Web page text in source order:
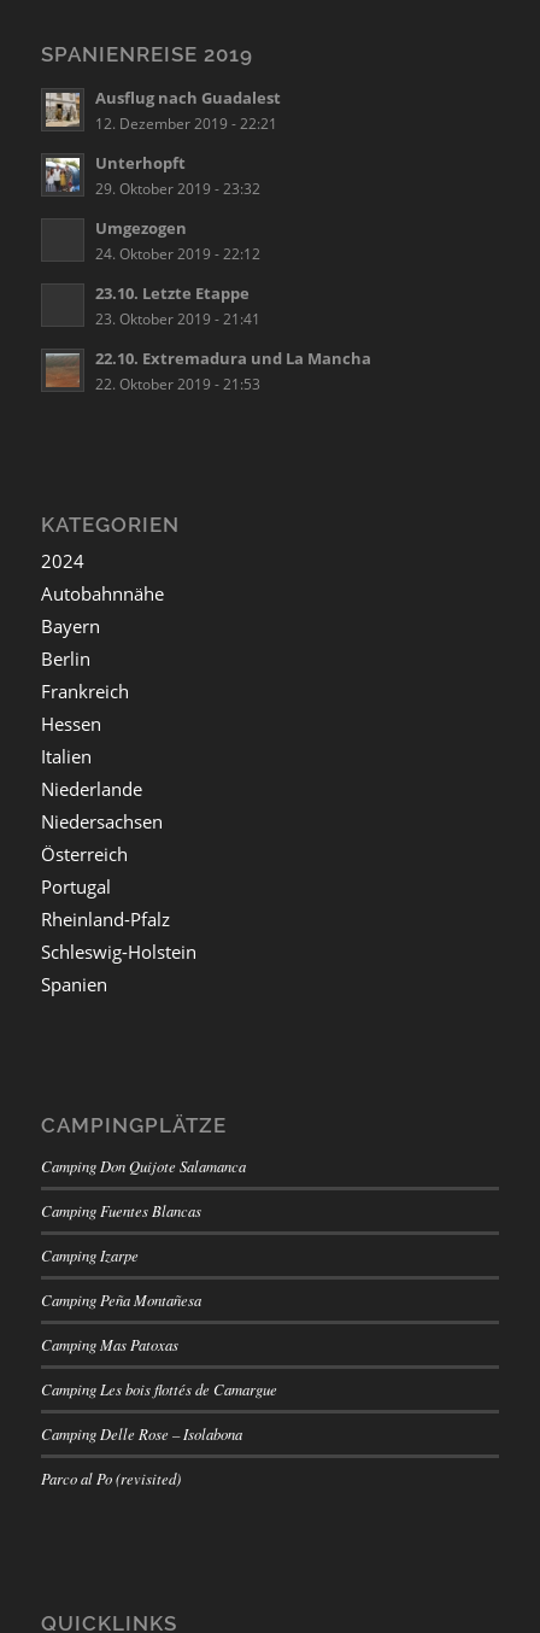
SPANIENREISE 2019
Ausflug nach Guadalest
12. Dezember 2019 - 22:21
Unterhopft
29. Oktober 2019 - 23:32
Umgezogen
24. Oktober 2019 - 22:12
23.10. Letzte Etappe
23. Oktober 2019 - 21:41
22.10. Extremadura und La Mancha
22. Oktober 2019 - 21:53
KATEGORIEN
2024
Autobahnnähe
Bayern
Berlin
Frankreich
Hessen
Italien
Niederlande
Niedersachsen
Österreich
Portugal
Rheinland-Pfalz
Schleswig-Holstein
Spanien
CAMPINGPLÄTZE
Camping Don Quijote Salamanca
Camping Fuentes Blancas
Camping Izarpe
Camping Peña Montañesa
Camping Mas Patoxas
Camping Les bois flottés de Camargue
Camping Delle Rose – Isolabona
Parco al Po (revisited)
QUICKLINKS